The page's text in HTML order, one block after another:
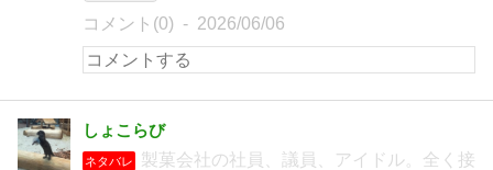
コメント(0) 2026/06/06
しょこらび
ネタバレ
製菓会社の社員、議員、アイドル。全く接